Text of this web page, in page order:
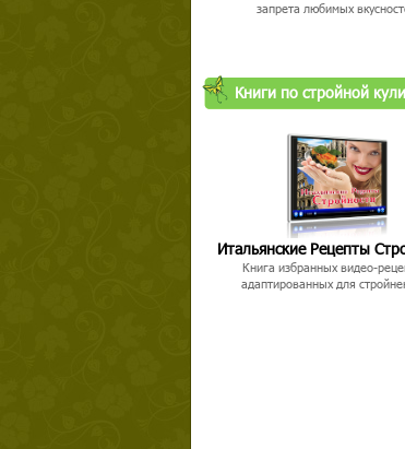
запрета любимых
Книги по стройной
Итальянские Рецепты
Книга избранных видео-
адаптированных для